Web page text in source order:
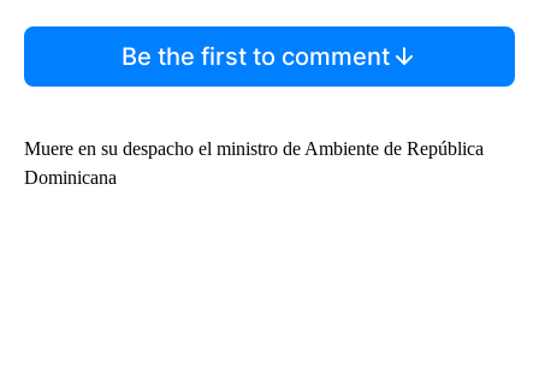
Be the first to comment
Muere en su despacho el ministro de Ambiente de República
Dominicana